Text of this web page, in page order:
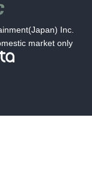
Inc.
market only